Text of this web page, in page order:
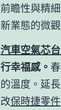
前瞻性與精
新業態的微
汽車空氣芯
行幸福感。
的溫度。延
改保時捷零件